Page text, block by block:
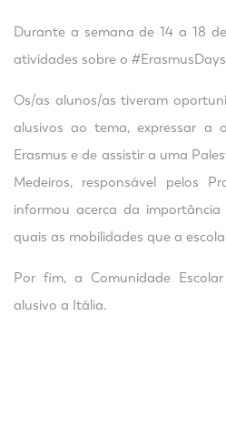
Durante a semana de 14 a 18
atividades sobre o
Os/as alunos/as tiveram
alusivos ao tema, expressar a
Erasmus e de assistir a uma
Medeiros, responsável pelos
informou acerca da
quais as mobilidades que a
Por fim, a Comunidade
alusivo a Itália.